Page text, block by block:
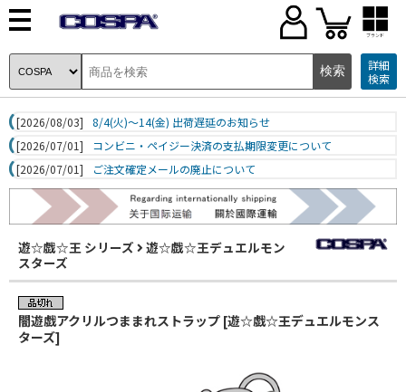
ブランド
詳細
検索
[2026/08/03]
8/4(火)～14(金) 出荷遅延のお知らせ
[2026/07/01]
コンビニ・ペイジー決済の支払期限変更について
[2026/07/01]
ご注文確定メールの廃止について
遊☆戯☆王 シリーズ
遊☆戯☆王デュエルモン
スターズ
闇遊戯アクリルつままれストラップ [遊☆戯☆王デュエルモンス
ターズ]